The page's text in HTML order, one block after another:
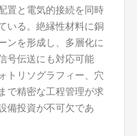
置と電気的接続を同時
いる。絶縁性材料に銅
ンを形成し、多層化に
号伝送にも対応可能
トリソグラフィー、穴
で精密な工程管理が求
備投資が不可欠であ